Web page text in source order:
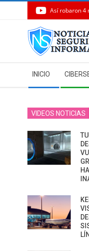
Así robaron 4
Navigation
Menu
INICIO
VIDEOS NOTICIAS